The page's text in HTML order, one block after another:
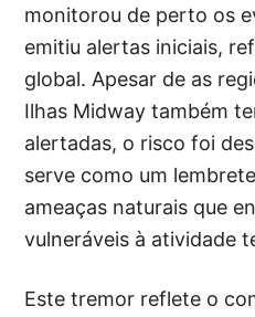
monitorou de perto os
emitiu alertas iniciais,
global. Apesar de as
Ilhas Midway também
alertadas, o risco foi
serve como um
ameaças naturais que
vulneráveis à atividade
Este tremor reflete o